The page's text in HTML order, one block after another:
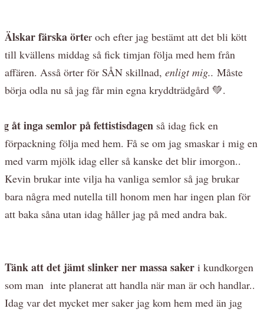
Älskar färska örter och efter jag bestämt att det bli kött
till kvällens middag så fick timjan följa med hem från
affären. Asså örter för SÅN skillnad, enligt mig.. Måste
börja odla nu så jag får min egna kryddträdgård 💚.
åt inga semlor på fettistisdagen så idag fick en
förpackning följa med hem. Få se om jag smaskar i mig en
med varm mjölk idag eller så kanske det blir imorgon..
Kevin brukar inte vilja ha vanliga semlor så jag brukar
bara några med nutella till honom men har ingen plan för
att baka såna utan idag håller jag på med andra bak.
Tänk att det jämt slinker ner massa saker i kundkorgen
som man inte planerat att handla när man är och handlar..
Idag var det mycket mer saker jag kom hem med än jag